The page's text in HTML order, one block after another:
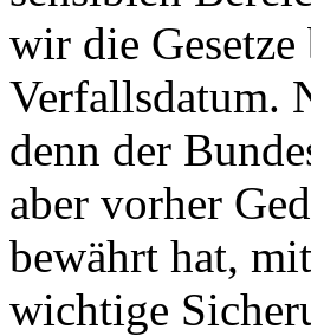
wir die Gesetze
Verfallsdatum.
denn der
aber vorher
bewährt hat,
wichtige